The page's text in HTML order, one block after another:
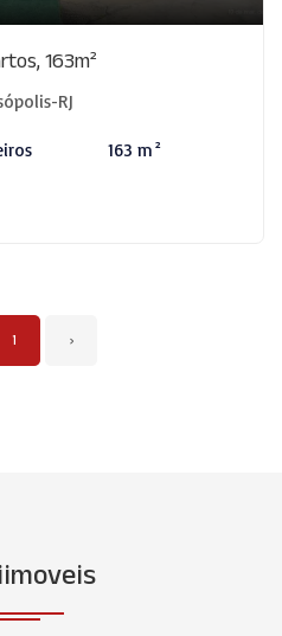
163m²
RJ
163 m²
1 ›